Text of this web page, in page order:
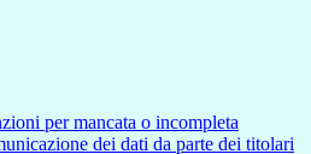
per mancata o incompleta
dei dati da parte dei titolari